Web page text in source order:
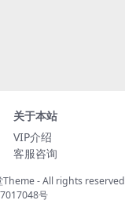
关于本站
VIP介绍
客服咨询
Theme- All rights reserved
号